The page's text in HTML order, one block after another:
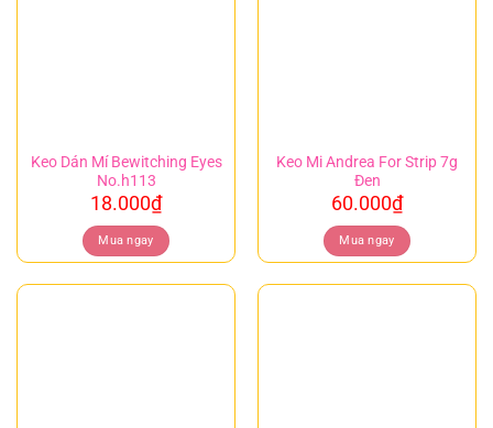
Keo Dán Mí Bewitching Eyes
No.h113
18.000₫
Mua ngay
Keo Mi Andrea For Strip 7g
Đen
60.000₫
Mua ngay